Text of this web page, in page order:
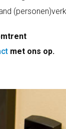
met ons op.